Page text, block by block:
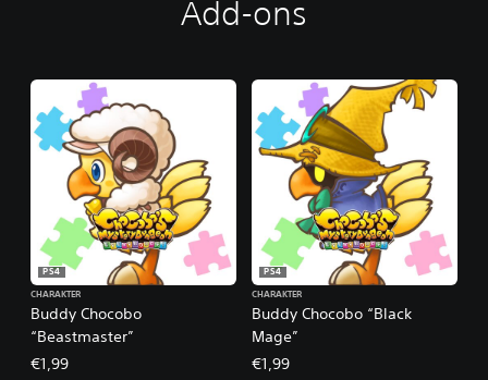
Add-ons
Buddy Chocobo
“Beastmaster”
PS4
CHARAKTER
€1,99
Buddy Chocobo “Black
Mage”
PS4
CHARAKTER
€1,99